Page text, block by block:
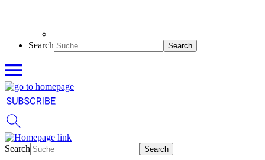
Search
Search